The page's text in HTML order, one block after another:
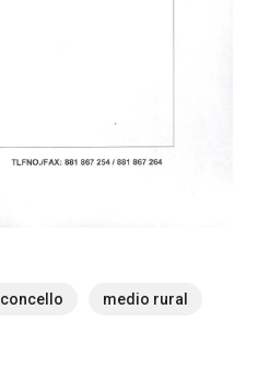
concello medio rural